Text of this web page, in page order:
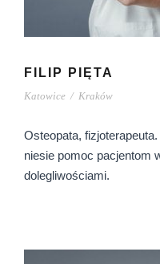
FILIP PIĘTA
Katowice / Kraków
Osteopata,
niesie pomoc pacjentom
dolegliwościami.